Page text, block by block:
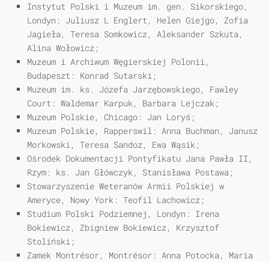
Instytut Polski i Muzeum im. gen. Sikorskiego,
Londyn: Juliusz L Englert, Helen Giejgo, Zofia
Jagieła, Teresa Somkowicz, Aleksander Szkuta,
Alina Wołowicz;
Muzeum i Archiwum Węgierskiej Polonii,
Budapeszt: Konrad Sutarski;
Muzeum im. ks. Józefa Jarzębowskiego, Fawley
Court: Waldemar Karpuk, Barbara Lejczak;
Muzeum Polskie, Chicago: Jan Loryś;
Muzeum Polskie, Rapperswil: Anna Buchman, Janusz
Morkowski, Teresa Sandoz, Ewa Wąsik;
Ośrodek Dokumentacji Pontyfikatu Jana Pawła II,
Rzym: ks. Jan Główczyk, Stanisława Postawa;
Stowarzyszenie Weteranów Armii Polskiej w
Ameryce, Nowy York: Teofil Lachowicz;
Studium Polski Podziemnej, Londyn: Irena
Bokiewicz, Zbigniew Bokiewicz, Krzysztof
Stoliński;
Zamek Montrésor, Montrésor: Anna Potocka, Maria